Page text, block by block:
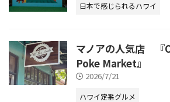
日本で感じられるハワイ
マノアの人気店 『
Poke Market』
2026/7/21
ハワイ定番グルメ